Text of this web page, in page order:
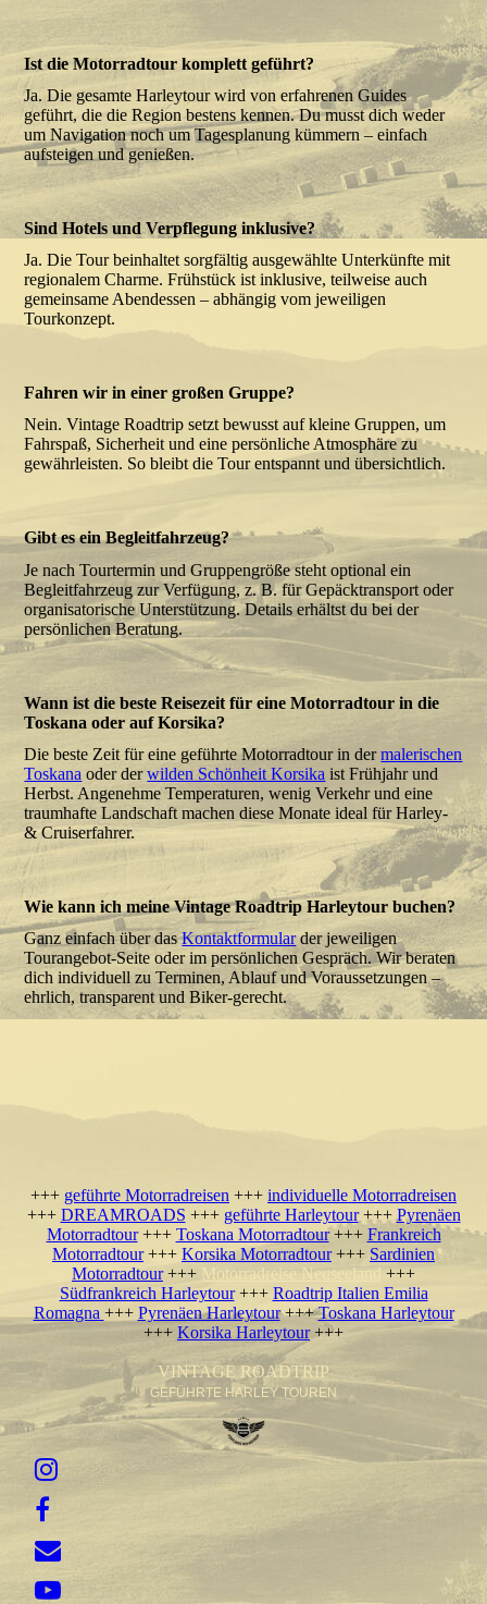
Ist die Motorradtour komplett geführt?
Ja. Die gesamte Harleytour wird von erfahrenen Guides
geführt, die die Region bestens kennen. Du musst dich weder
um Navigation noch um Tagesplanung kümmern – einfach
aufsteigen und genießen.
Sind Hotels und Verpflegung inklusive?
Ja. Die Tour beinhaltet sorgfältig ausgewählte Unterkünfte mit
regionalem Charme. Frühstück ist inklusive, teilweise auch
gemeinsame Abendessen – abhängig vom jeweiligen
Tourkonzept.
Fahren wir in einer großen Gruppe?
Nein. Vintage Roadtrip setzt bewusst auf kleine Gruppen, um
Fahrspaß, Sicherheit und eine persönliche Atmosphäre zu
gewährleisten. So bleibt die Tour entspannt und übersichtlich.
Gibt es ein Begleitfahrzeug?
Je nach Tourtermin und Gruppengröße steht optional ein
Begleitfahrzeug zur Verfügung, z. B. für Gepäcktransport oder
organisatorische Unterstützung. Details erhältst du bei der
persönlichen Beratung.
Wann ist die beste Reisezeit für eine Motorradtour in die
Toskana oder auf Korsika?
Die beste Zeit für eine geführte Motorradtour in dermalerischen
Toskana oder derwilden Schönheit Korsika ist Frühjahr und
Herbst. Angenehme Temperaturen, wenig Verkehr und eine
traumhafte Landschaft machen diese Monate ideal für Harley-
& Cruiserfahrer.
Wie kann ich meine Vintage Roadtrip Harleytour buchen?
Ganz einfach über dasKontaktformularder jeweiligen
Tourangebot-Seite oder im persönlichen Gespräch. Wir beraten
dich individuell zu Terminen, Ablauf und Voraussetzungen –
ehrlich, transparent und Biker-gerecht.
+++ geführte Motorradreisen +++ individuelle Motorradreisen
+++ DREAMROADS +++ geführte Harleytour+++ Pyrenäen
Motorradtour+++ Toskana Motorradtour+++ Frankreich
Motorradtour+++ Korsika Motorradtour+++ Sardinien
Motorradtour+++ Motorradreise Neuseeland +++
Südfrankreich Harleytour+++ Roadtrip Italien Emilia
Romagna +++ Pyrenäen Harleytour+++Toskana Harleytour
+++ Korsika Harleytour+++
VINTAGE ROADTRIP
GEFÜHRTE HARLEY TOUREN